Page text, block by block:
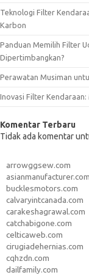
Teknologi Filter
Karbon
Panduan Memilih Filter
Dipertimbangkan?
Perawatan Musiman
Inovasi Filter
Komentar Terbaru
Tidak ada komentar
arrowggsew.com
asianmanufacturer.com
bucklesmotors.com
calvaryintcanada.com
carakeshagrawal.com
catchabigone.com
celticaweb.com
cirugiadehernias.com
cqhzdn.com
dailfamily.com